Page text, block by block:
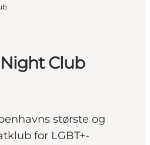
Club
største og
for LGBT+-